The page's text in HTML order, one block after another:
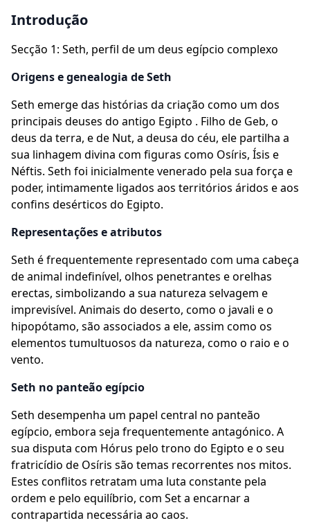
Introdução
Secção 1: Seth, perfil de um deus egípcio complexo
Origens e genealogia de Seth
Seth emerge das histórias da criação como um dos
principais deuses do antigo Egipto . Filho de Geb, o
deus da terra, e de Nut, a deusa do céu, ele partilha a
sua linhagem divina com figuras como Osíris, Ísis e
Néftis. Seth foi inicialmente venerado pela sua força e
poder, intimamente ligados aos territórios áridos e aos
confins desérticos do Egipto.
Representações e atributos
Seth é frequentemente representado com uma cabeça
de animal indefinível, olhos penetrantes e orelhas
erectas, simbolizando a sua natureza selvagem e
imprevisível. Animais do deserto, como o javali e o
hipopótamo, são associados a ele, assim como os
elementos tumultuosos da natureza, como o raio e o
vento.
Seth no panteão egípcio
Seth desempenha um papel central no panteão
egípcio, embora seja frequentemente antagónico. A
sua disputa com Hórus pelo trono do Egipto e o seu
fratricídio de Osíris são temas recorrentes nos mitos.
Estes conflitos retratam uma luta constante pela
ordem e pelo equilíbrio, com Set a encarnar a
contrapartida necessária ao caos.